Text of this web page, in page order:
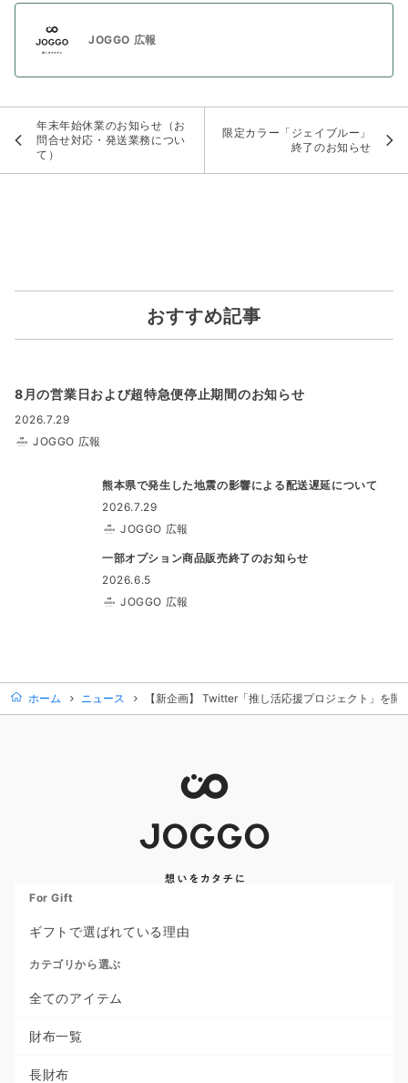
JOGGO 広報
年末年始休業のお知らせ（お
問合せ対応・発送業務につい
て）
限定カラー「ジェイブルー」
終了のお知らせ
おすすめ記事
8月の営業日および超特急便停止期間のお知らせ
2026.7.29
JOGGO 広報
熊本県で発生した地震の影響による配送遅延について
2026.7.29
JOGGO 広報
一部オプション商品販売終了のお知らせ
2026.6.5
JOGGO 広報
ホーム ニュース 【新企画】 Twitter「推し活応援プロジェクト」を開
For Gift
ギフトで選ばれている理由
カテゴリから選ぶ
全てのアイテム
財布一覧
長財布